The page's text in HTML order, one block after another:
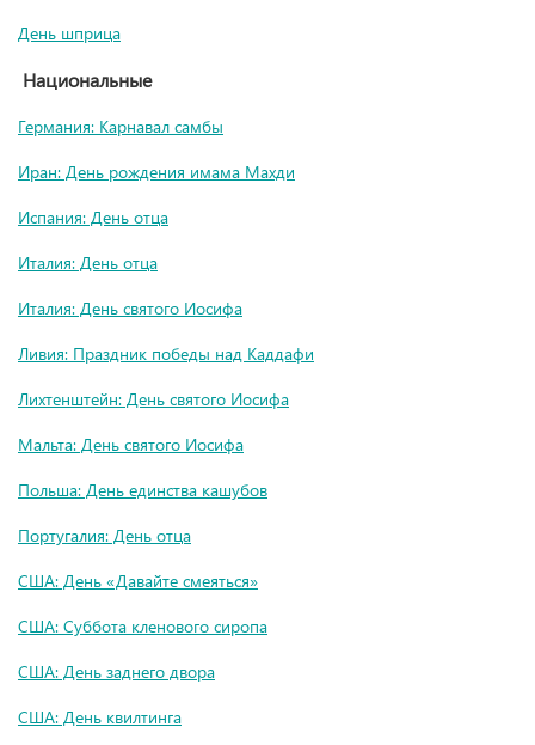
День шприца
Национальные
Германия: Карнавал самбы
Иран: День рождения имама Махди
Испания: День отца
Италия: День отца
Италия: День святого Иосифа
Ливия: Праздник победы над Каддафи
Лихтенштейн: День святого Иосифа
Мальта: День святого Иосифа
Польша: День единства кашубов
Португалия: День отца
США: День «Давайте смеяться»
США: Суббота кленового сиропа
США: День заднего двора
США: День квилтинга